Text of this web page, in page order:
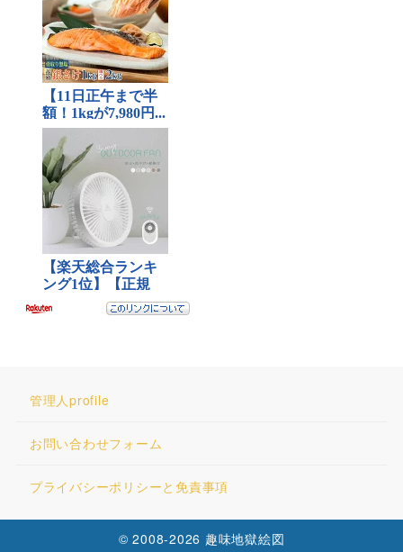
管理人profile
お問い合わせフォーム
プライバシーポリシーと免責事項
© 2008-2026 趣味地獄絵図